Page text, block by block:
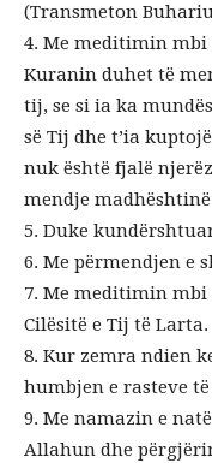
(Transmeton
4. Me meditimin
Kuranin duhet të
tij, se si ia ka
së Tij dhe t’ia
nuk është fjalë
mendje
5. Duke
6. Me përmendjen e
7. Me meditimin
Cilësitë e Tij të Larta.
8. Kur zemra ndien
humbjen e rasteve
9. Me namazin e
Allahun dhe